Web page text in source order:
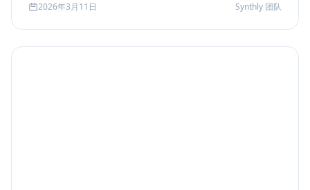
retrieval 等现代变体，并总结其中真正持续成立的工程原
则。
2026年3月11日 Synthly 团队